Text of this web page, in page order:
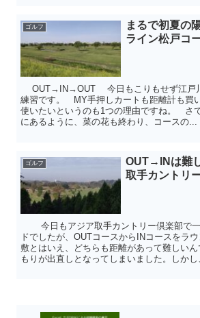
ゴルフ
まるで初夏の
ライン松戸コ
OUT→IN→OUT 今日もこりもせず江戸
練習です。 MY手押しカートも距離計も買
使いたいというのも1つの理由ですね。 さ
にあるように、菜の花も終わり、コースの...
ゴルフ
OUT→INは難
取手カントリ
今日もアジア取手カントリー倶楽部で一
ドでしたが、OUTコースからINコースをラ
敷とはいえ、どちらも距離があって難しい
もりが出直しとなってしまいました。しかし